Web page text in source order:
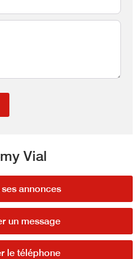
Vial
annonces
un message
le téléphone